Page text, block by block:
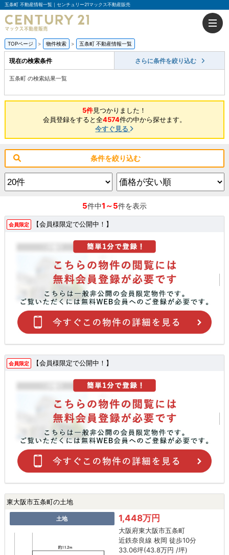
五条町 不動産情報一覧｜センチュリー21マックス不動産販売
TOPページ 物件検索 五条町 不動産情報一覧
現在の検索条件 さらに条件を絞り込む
五条町 の検索結果一覧
5件見つかりました！
会員登録をすると全4574件の中から探せます。
今すぐ見る
条件を絞り込む
5件中1～5件を表示
会員限定 【会員様限定で公開中！】
会員限定 【会員様限定で公開中！】
東大阪市五条町の土地
土地 1,448万円
大阪府東大阪市五条町
近鉄奈良線 枚岡 徒歩10分
33.06坪(43.8万円 /坪)